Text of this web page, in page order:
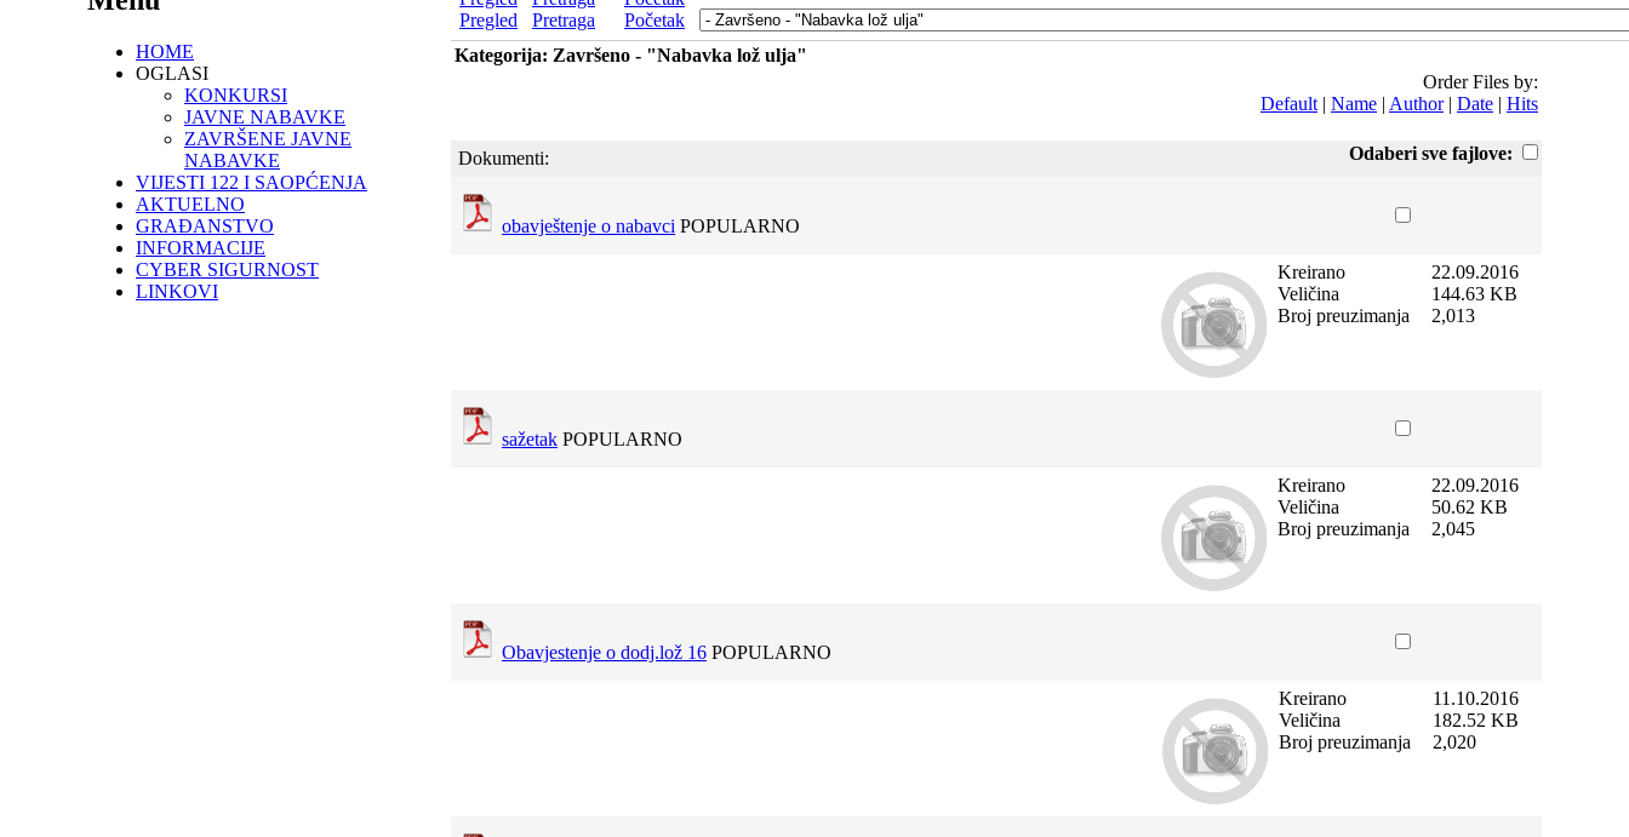
Pregled Pretraga
Početak
Kategorija: Završeno - "Nabavka lož ulja"
Order Files by:
Default | Name | Author| Date | Hits
Odaberi sve fajlove:
Dokumenti:
obavještenje o nabavci POPULARNO
Kreirano
Veličina
Broj preuzimanja
22.09.2016
144.63 KB
2,013
sažetak POPULARNO
Kreirano
Veličina
Broj preuzimanja
22.09.2016
50.62 KB
2,045
Obavjestenje o dodj.lož 16 POPULARNO
Kreirano
Veličina
Broj preuzimanja
11.10.2016
182.52 KB
2,020
HOME
OGLASI
KONKURSI
JAVNE NABAVKE
ZAVRŠENE JAVNE
NABAVKE
VIJESTI 122 I SAOPĆENJA
AKTUELNO
GRAĐANSTVO
INFORMACIJE
CYBER SIGURNOST
LINKOVI